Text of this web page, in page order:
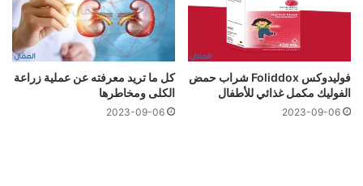
فوليدوكس Foliddox شراب حمض
الفوليك مكمل غذائي للأطفال
2023-09-06
كل ما تريد معرفته عن عملية زراعة
الكلى ومخاطرها
2023-09-06